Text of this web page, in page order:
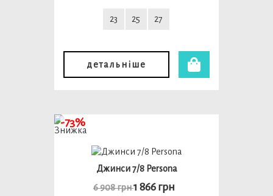
23 25 27
детальніше
Джинси 7/8 Persona
6 908 грн1 866 грн
-73%